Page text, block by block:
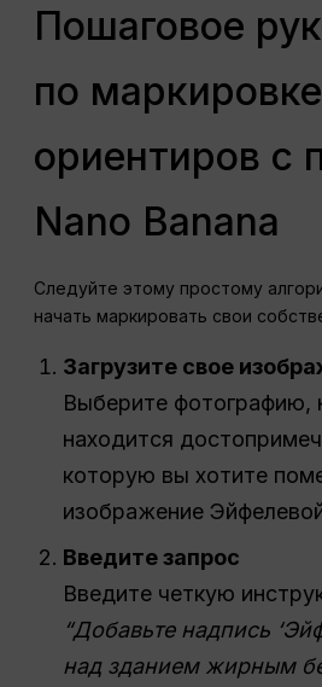
Пошаговое
по маркировке
ориентиров
Nano Banana
Следуйте этому простому
начать маркировать свои
Загрузите свое
Выберите фотографию,
находится
которую вы хотите
изображение
Введите запрос
Введите четкую
“Добавьте надпись
над зданием жирным